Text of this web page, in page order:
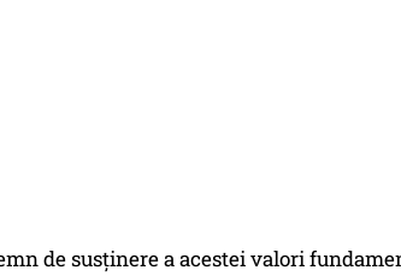
de susţinere a acestei valori